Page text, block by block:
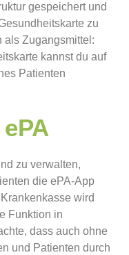
gespeichert und
zu
als Zugangsmittel:
kannst du auf
Patienten
zu verwalten,
die ePA-App
wird
Funktion in
dass auch ohne
und Patienten durch